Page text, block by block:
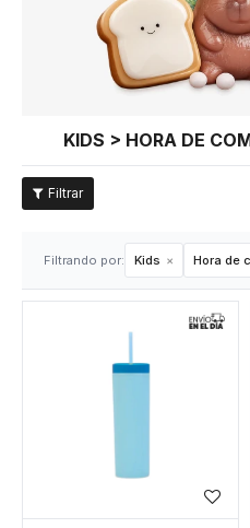
KIDS > HORA DE
Filtrando por: Kids Hora de